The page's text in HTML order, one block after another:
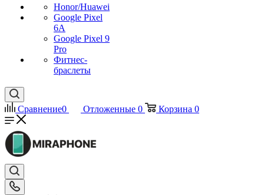
Honor/Huawei
Google Pixel
6A
Google Pixel 9
Pro
Фитнес-
браслеты
Сравнение0 Отложенные 0 Корзина 0